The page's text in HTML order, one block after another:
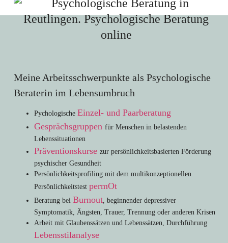
Meine Arbeitsschwerpunkte als Psychologische
Beraterin im Lebensumbruch
PychologischeEinzel- und Paarberatung
Gesprächsgruppenfür Menschen in belastenden
Lebenssituationen
Präventionskursezur persönlichkeitsbasierten Förderung
psychischer Gesundheit
Persönlichkeitsprofiling mit dem multikonzeptionellen
PersönlichkeitstestpermOt
Beratung beiBurnout, beginnender depressiver
Symptomatik, Ängsten, Trauer, Trennung oder anderen Krisen
Arbeit mit Glaubenssätzen und Lebenssätzen, Durchführung
Lebensstilanalyse